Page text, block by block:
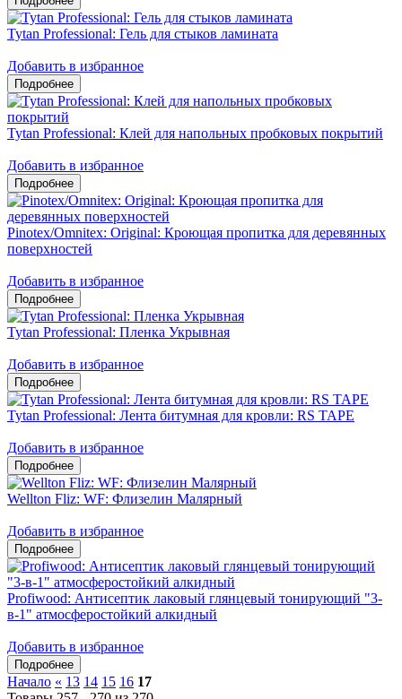
Tytan Professional: Гель для стыков ламината
Добавить в избранное
Tytan Professional: Клей для напольных пробковых покрытий
Добавить в избранное
Pinotex/Omnitex: Original: Кроющая пропитка для деревянных
поверхностей
Добавить в избранное
Tytan Professional: Пленка Укрывная
Добавить в избранное
Tytan Professional: Лента битумная для кровли: RS TAPE
Добавить в избранное
Wellton Fliz: WF: Флизелин Малярный
Добавить в избранное
Profiwood: Антисептик лаковый глянцевый тонирующий "3-
в-1" атмосферостойкий алкидный
Добавить в избранное
Начало « 13 14 15 16 17